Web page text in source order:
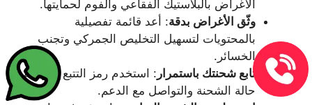
الأغراض بالبلاستيك الفقاعي والفوم لحمايتها.
وثّق الأغراض بدقة: أعد قائمة تفصيلية
بالمحتويات لتسهيل التخليص الجمركي وتجنب
الخسائر.
تابع شحنتك باستمرار : استخدم رمز التتبع لمراقبة
حالة الشحنة والتواصل مع الدعم.